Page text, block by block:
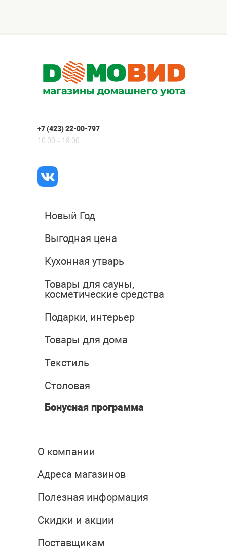
+7 (423) 22-00-797
10:00 – 18:00
Новый Год
Выгодная цена
Кухонная утварь
Товары для сауны,
косметические средства
Подарки, интерьер
Товары для дома
Текстиль
Столовая
Бонусная программа
О компании
Адреса магазинов
Полезная информация
Скидки и акции
Поставщикам